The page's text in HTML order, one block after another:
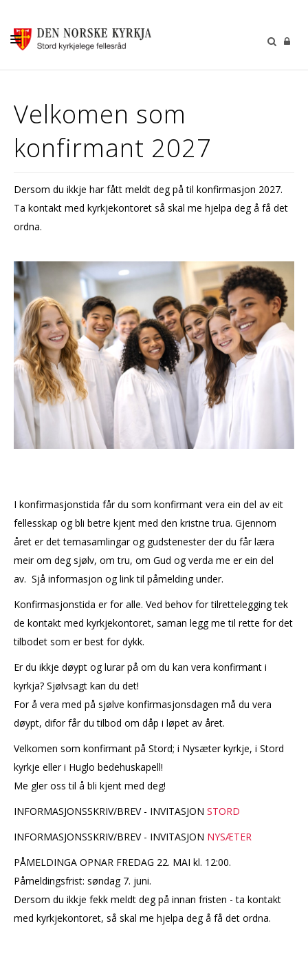
GUDSTENESTER
DÅP VIGSEL GRAVFERD
SOKNERÅDA
GI EI GÅVE
Velkomen som
konfirmant 2027
Dersom du ikkje har fått meldt deg på til konfirmasjon 2027.
Ta kontakt med kyrkjekontoret så skal me hjelpa deg å få det
ordna.
I konfirmasjonstida får du som konfirmant vera ein del av eit
fellesskap og bli betre kjent med den kristne trua. Gjennom
året er det temasamlingar og gudstenester der du får læra
meir om deg sjølv, om tru, om Gud og verda me er ein del
av. Sjå informasjon og link til påmelding under.
Konfirmasjonstida er for alle. Ved behov for tilrettelegging tek
de kontakt med kyrkjekontoret, saman legg me til rette for det
tilbodet som er best for dykk.
Er du ikkje døypt og lurar på om du kan vera konfirmant i
kyrkja? Sjølvsagt kan du det!
For å vera med på sjølve konfirmasjonsdagen må du vera
døypt, difor får du tilbod om dåp i løpet av året.
Velkomen som konfirmant på Stord; i Nysæter kyrkje, i Stord
kyrkje eller i Huglo bedehuskapell!
Me gler oss til å bli kjent med deg!
INFORMASJONSSKRIV/BREV - INVITASJON STORD
INFORMASJONSSKRIV/BREV - INVITASJON NYSÆTER
PÅMELDINGA OPNAR FREDAG 22. MAI kl. 12:00.
Påmeldingsfrist: søndag 7. juni.
Dersom du ikkje fekk meldt deg på innan fristen - ta kontakt
med kyrkjekontoret, så skal me hjelpa deg å få det ordna.